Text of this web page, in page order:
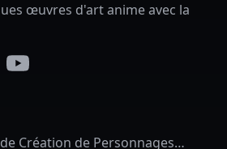
œuvres d'art anime avec la
Création de Personnages